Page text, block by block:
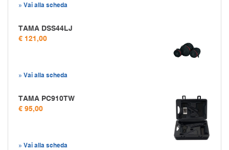
» Vai alla scheda
TAMA DSS44LJ
€ 121,00
» Vai alla scheda
TAMA PC910TW
€ 95,00
» Vai alla scheda